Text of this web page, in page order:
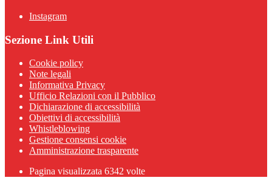
Instagram
Sezione Link Utili
Cookie policy
Note legali
Informativa Privacy
Ufficio Relazioni con il Pubblico
Dichiarazione di accessibilità
Obiettivi di accessibilità
Whistleblowing
Gestione consensi cookie
Amministrazione trasparente
Pagina visualizzata 6342 volte